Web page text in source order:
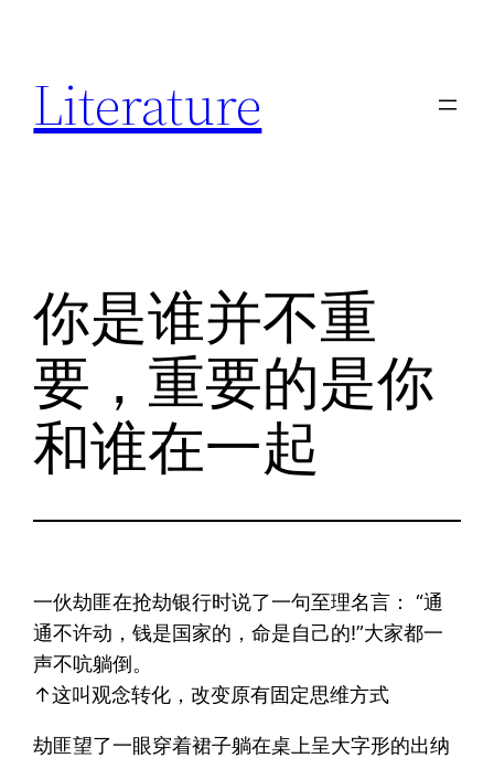
Literature
你是谁并不重
要，重要的是你
和谁在一起
一伙劫匪在抢劫银行时说了一句至理名言： “通
通不许动，钱是国家的，命是自己的!”大家都一
声不吭躺倒。
↑这叫观念转化，改变原有固定思维方式
劫匪望了一眼穿着裙子躺在桌上呈大字形的出纳